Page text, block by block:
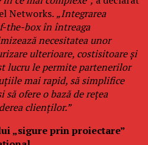
Networks. „Integrarea
the-box în întreaga
necesitatea unor
ulterioare, costisitoare și
lucru le permite partenerilor
mai rapid, să simplifice
ofere o bază de rețea
clienților.”
„sigure prin proiectare”